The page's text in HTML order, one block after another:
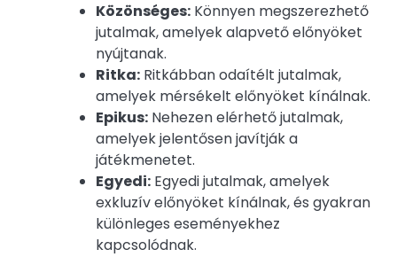
Közönséges: Könnyen megszerezhető
jutalmak, amelyek alapvető előnyöket
nyújtanak.
Ritka: Ritkábban odaítélt jutalmak,
amelyek mérsékelt előnyöket kínálnak.
Epikus: Nehezen elérhető jutalmak,
amelyek jelentősen javítják a
játékmenetet.
Egyedi: Egyedi jutalmak, amelyek
exkluzív előnyöket kínálnak, és gyakran
különleges eseményekhez
kapcsolódnak.